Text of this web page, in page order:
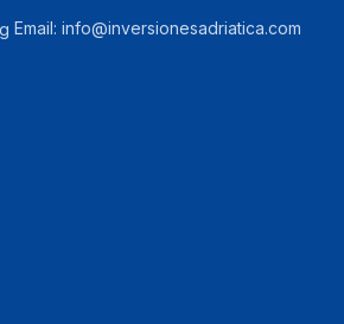
Email: info@inversionesadriatica.com